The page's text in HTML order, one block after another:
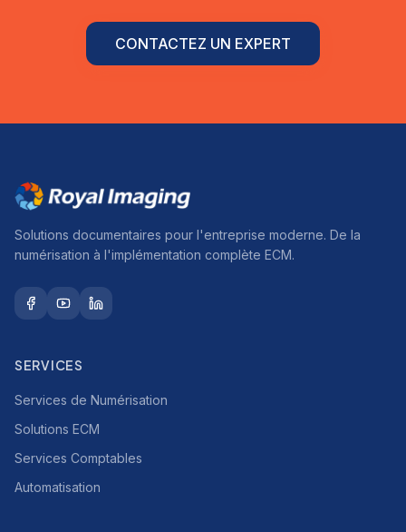
CONTACTEZ UN EXPERT
Solutions documentaires pour l'entreprise moderne. De la
numérisation à l'implémentation complète ECM.
SERVICES
Services de Numérisation
Solutions ECM
Services Comptables
Automatisation